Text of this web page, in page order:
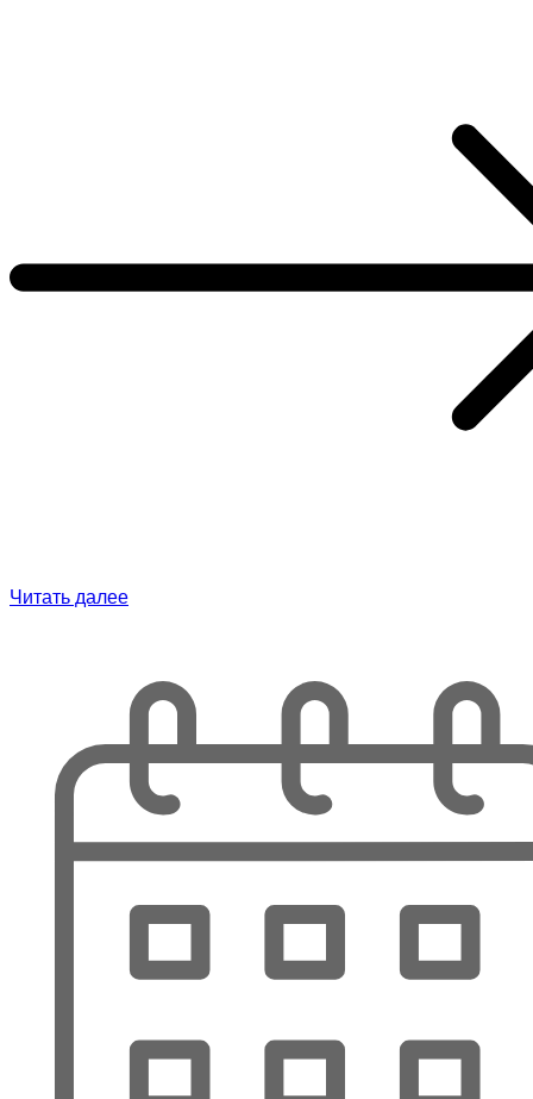
Читать далее